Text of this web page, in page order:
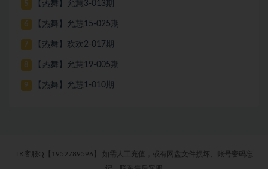
5 【热舞】允慧3-013期
6 【热舞】允慧15-025期
7 【热舞】欢欢2-017期
8 【热舞】允慧19-005期
9 【热舞】允慧1-010期
TK客服Q【1952789596】 如需人工充值，或有网盘文件损坏、账号密码忘